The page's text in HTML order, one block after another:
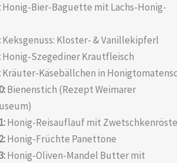
Honig-Bier-Baguette mit Lachs-Honig-
Keksgenuss: Kloster- & Vanillekipferl
Honig-Szegediner Krautfleisch
Kräuter-Käsebällchen in
Bienenstich (Rezept Weimarer
Honig-Reisauflauf mit
Honig-Früchte Panettone
Honig-Oliven-Mandel Butter mit